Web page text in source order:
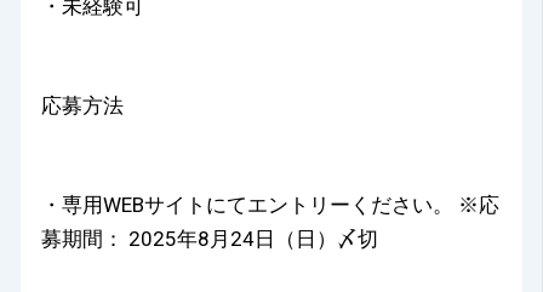
・未経験可
応募方法
・専用WEBサイトにてエントリーください。 ※応
募期間： 2025年8月24日（日）〆切